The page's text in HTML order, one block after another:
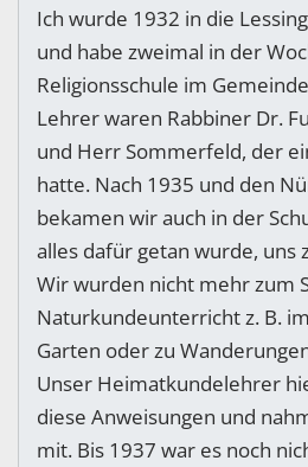
Ich wurde 1932 in die
und habe zweimal in der
Religionsschule im
Lehrer waren Rabbiner Dr.
und Herr Sommerfeld, der
hatte. Nach 1935 und den
bekamen wir auch in der
alles dafür getan wurde, uns
Wir wurden nicht mehr zum
Naturkundeunterricht z. B.
Garten oder zu
Unser Heimatkundelehrer
diese Anweisungen und
mit. Bis 1937 war es noch